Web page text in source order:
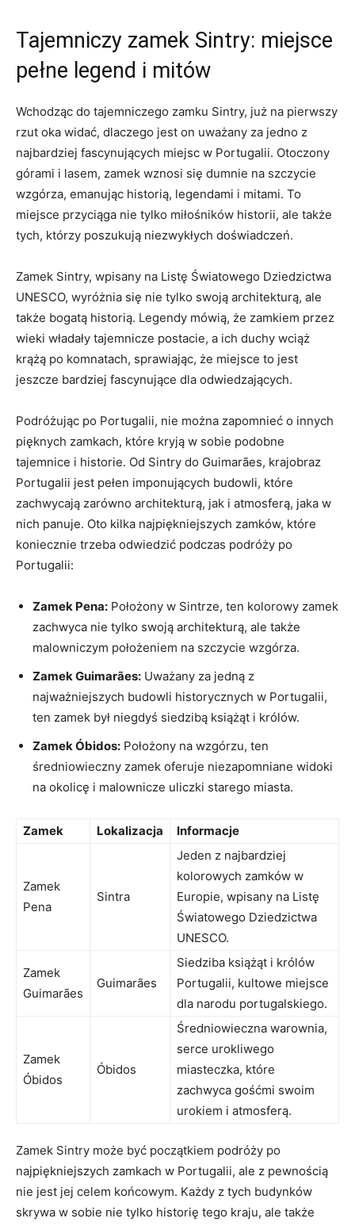
Tajemniczy zamek Sintry: ⁢miejsce
pełne​ legend i mitów
Wchodząc do tajemniczego ⁣zamku‍ Sintry, już ‍na pierwszy
‌rzut oka widać, dlaczego ​jest on uważany za jedno z
najbardziej fascynujących miejsc w Portugalii. Otoczony
górami i lasem, ‌zamek wznosi się dumnie ⁤na szczycie
wzgórza, ⁣emanując historią,​ legendami i mitami. To
⁣miejsce przyciąga nie⁢ tylko ‍miłośników ‍historii,⁣ ale także
⁣tych,⁢ którzy poszukują niezwykłych ​doświadczeń.
Zamek ​Sintry, wpisany na Listę Światowego ​Dziedzictwa
UNESCO, wyróżnia​ się nie tylko⁤ swoją architekturą, ale
także bogatą ⁤historią. Legendy mówią, że zamkiem przez
wieki władały tajemnicze ​postacie, a ‍ich duchy wciąż
krążą po komnatach, sprawiając, że miejsce to jest
jeszcze bardziej‌ fascynujące dla odwiedzających.
Podróżując po Portugalii, nie można zapomnieć o ⁣innych
‌pięknych zamkach, które kryją ‍w sobie podobne
tajemnice‌ i historie. Od Sintry do Guimarães,⁢ krajobraz⁣
Portugalii jest pełen imponujących ‌budowli,‌ które
zachwycają zarówno ⁣architekturą, jak i atmosferą, jaka w
nich panuje. ‌Oto ⁢kilka najpiękniejszych⁤ zamków, które
koniecznie trzeba odwiedzić podczas podróży po
Portugalii:
Zamek⁢ Pena: Położony w‌ Sintrze, ten kolorowy zamek
zachwyca nie tylko swoją architekturą, ale także
malowniczym położeniem⁤ na⁣ szczycie wzgórza.
Zamek Guimarães: Uważany za​ jedną⁤ z
⁣najważniejszych budowli historycznych w​ Portugalii,
ten zamek był⁤ niegdyś siedzibą książąt i królów.
Zamek Óbidos: Położony na wzgórzu,⁣ ten
średniowieczny ⁤zamek oferuje niezapomniane widoki⁢
na okolicę ​i malownicze uliczki⁢ starego miasta.
Zamek Lokalizacja Informacje
Zamek
⁣Pena
Sintra
Jeden z najbardziej
⁢kolorowych zamków w
Europie, wpisany na Listę
Światowego ⁢Dziedzictwa
UNESCO.
Zamek
Guimarães
Guimarães
Siedziba książąt i ​królów
Portugalii, kultowe miejsce
dla narodu portugalskiego.
Zamek
⁢Óbidos
Óbidos
Średniowieczna ⁣warownia,
serce urokliwego
miasteczka, które
zachwyca gośćmi swoim
urokiem ⁣i⁣ atmosferą.
Zamek Sintry‌ może być ⁢początkiem podróży‌ po
najpiękniejszych zamkach w ‍Portugalii, ale z pewnością
nie jest jej⁤ celem końcowym.⁣ Każdy z ⁣tych budynków
skrywa ⁣w sobie nie⁣ tylko ⁤historię tego​ kraju, ‍ale także